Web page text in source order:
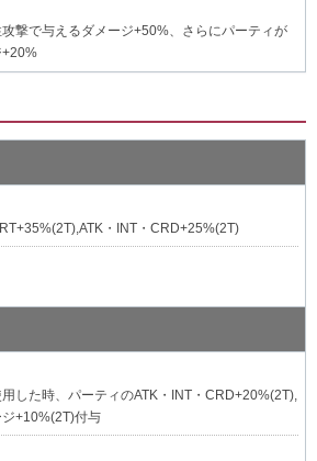
撃で与えるダメージ+50%、さらにパーティが
+20%
・INT・CRD+25%(2T)
した時、パーティのATK・INT・CRD+20%(2T),
+10%(2T)付与